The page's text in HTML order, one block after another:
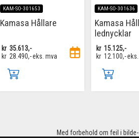
KAM-SO-301653
Kamasa Hållare
kr 35.613,-
kr 28.490,-eks. mva
KAM-SO-301636
Kamasa
lednycklar
kr 15.125,-
kr 12.100,-
Med forbehold om feil i